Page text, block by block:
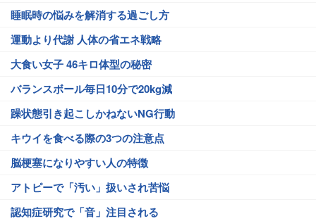
睡眠時の悩みを解消する過ごし方
運動より代謝 人体の省エネ戦略
大食い女子 46キロ体型の秘密
バランスボール毎日10分で20kg減
躁状態引き起こしかねないNG行動
キウイを食べる際の3つの注意点
脳梗塞になりやすい人の特徴
アトピーで「汚い」扱いされ苦悩
認知症研究で「音」注目される